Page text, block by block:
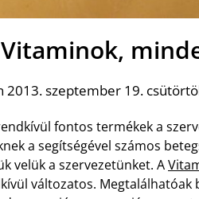
2013. szeptember 19.
fontos termékek a
a segítségével számos
velük a szervezetünket. A
változatos. Megtalálhatóak